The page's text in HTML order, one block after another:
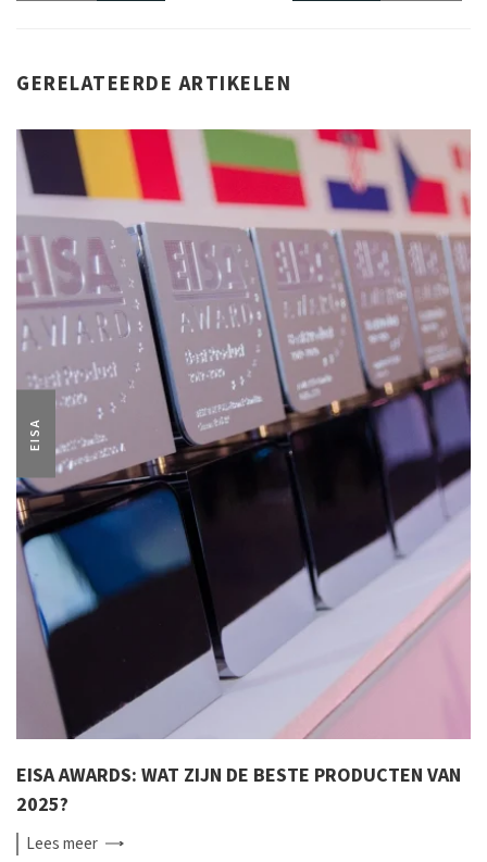
GERELATEERDE ARTIKELEN
EISA
EISA AWARDS: WAT ZIJN DE BESTE PRODUCTEN VAN
2025?
Leesmeer